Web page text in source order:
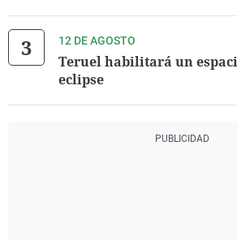
12 DE AGOSTO
Teruel habilitará un
eclipse